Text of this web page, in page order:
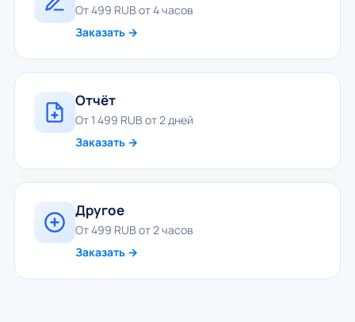
От 499 RUB от 4 часов
Заказать →
Отчёт
От 1 499 RUB от 2 дней
Заказать →
Другое
От 499 RUB от 2 часов
Заказать →